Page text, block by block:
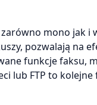
mono jak i
pozwalają na
funkcje faksu,
lub FTP to kolejne